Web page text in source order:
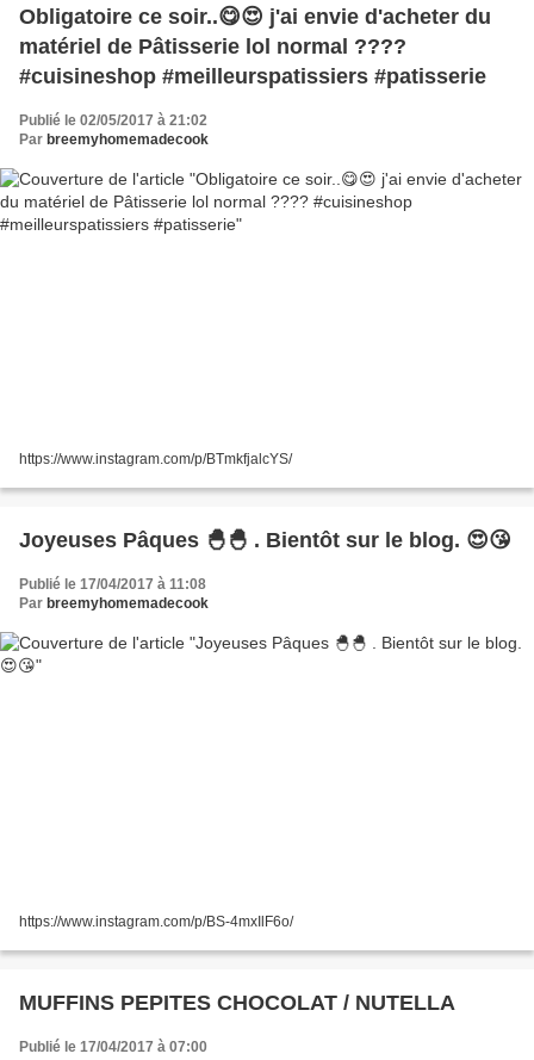
Obligatoire ce soir..😋😍 j'ai envie d'acheter du
matériel de Pâtisserie lol normal ????
#cuisineshop #meilleurspatissiers #patisserie
Publié le 02/05/2017 à 21:02
Par breemyhomemadecook
https://www.instagram.com/p/BTmkfjalcYS/
Joyeuses Pâques 🐣🐣 . Bientôt sur le blog. 😍😘
Publié le 17/04/2017 à 11:08
Par breemyhomemadecook
https://www.instagram.com/p/BS-4mxIlF6o/
MUFFINS PEPITES CHOCOLAT / NUTELLA
Publié le 17/04/2017 à 07:00